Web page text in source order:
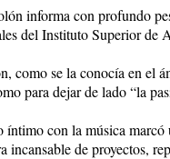
informa con profundo
del Instituto Superior de
como se la conocía en el
para dejar de lado “la
íntimo con la música marcó
incansable de proyectos,